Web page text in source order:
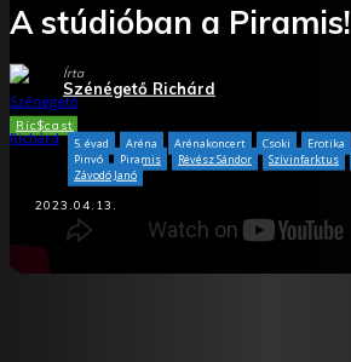
A stúdióban a Piramis!
Írta
Szénégető Richárd
Ric$cast
5. évad
Aréna Arénakoncert Csoki Erotika
Pinyó
Piramis Révész Sándor Szívinfarktus
Závodó Janó
2023.04.13.